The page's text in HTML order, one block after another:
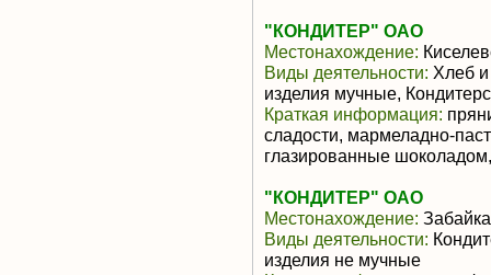
"КОНДИТЕР" ОАО
Местонахождение:
Виды деятельности: Хлеб и
изделия мучные,
Краткая информация:
сладости, мармеладно-
глазированные
"КОНДИТЕР" ОАО
Местонахождение:
Виды деятельности:
изделия не мучные